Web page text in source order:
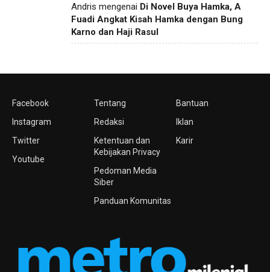
Andris mengenai Di Novel Buya Hamka, A
Fuadi Angkat Kisah Hamka dengan Bung
Karno dan Haji Rasul
Facebook
Instagram
Twitter
Youtube
Tentang
Redaksi
Ketentuan dan
Kebijakan Privacy
Pedoman Media
Siber
Panduan Komunitas
Bantuan
Iklan
Karir